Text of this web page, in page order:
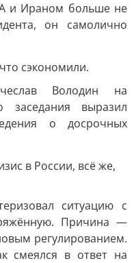
и Ираном больше не
он самолично
сэкономили.
Володин на
заседания выразил
о досрочных
в России, всё же,
ситуацию с
Причина —
регулированием.
смеялся в ответ на